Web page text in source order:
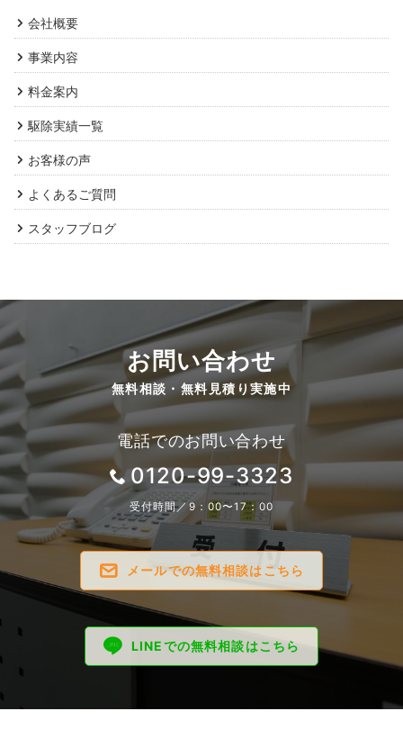
会社概要
事業内容
料金案内
駆除実績一覧
お客様の声
よくあるご質問
スタッフブログ
お問い合わせ
無料相談・無料見積り実施中
電話でのお問い合わせ
0120-99-3323
受付時間／9：00〜17：00
メールでの無料相談はこちら
LINEでの無料相談はこちら